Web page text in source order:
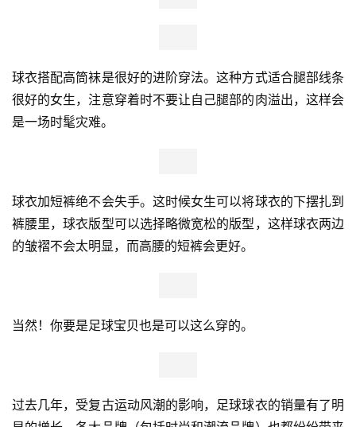
比
赛
装
练
球衣搭配高筒袜是很好的进阶穿法。这种方式适合腿部线条
很好的女生，注意穿着时不要让自己腿部的肉溢出，这样会
是一场时髦灾难。
球衣加短裤绝不会失手。这时候女生可以将球衣的下摆扎到
裤腰里，球衣版型可以选择略微宽松的版型，这样球衣两边
的皱褶不会太明显，而高腰的短裤会更好。
当然！你要是足球宝贝也是可以这么穿的。
过去几年，受复古运动风潮的影响，足球球衣的销量有了明